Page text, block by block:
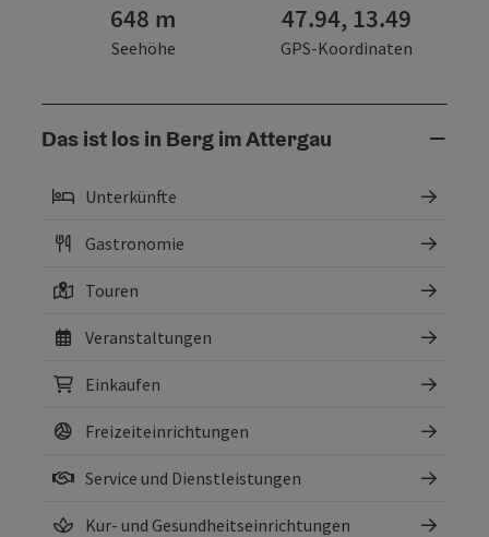
648 m
Seehöhe
47.94, 13.49
GPS-Koordinaten
Das ist los in Berg im Attergau
Unterkünfte
Gastronomie
Touren
Veranstaltungen
Einkaufen
Freizeiteinrichtungen
Service und Dienstleistungen
Kur- und Gesundheitseinrichtungen